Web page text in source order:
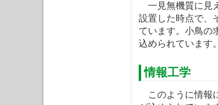
一見無機質に見
設置した時点で、
ています。小鳥の
込められています
情報工学
このように情報